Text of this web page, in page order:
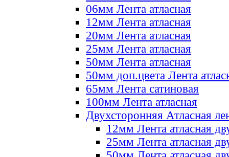
06мм Лента атласная
12мм Лента атласная
20мм Лента атласная
25мм Лента атласная
50мм Лента атласная
50мм доп.цвета Лента
65мм Лента сатиновая
100мм Лента атласная
Двухсторонняя Атласная
12мм Лента атласная
25мм Лента атласная